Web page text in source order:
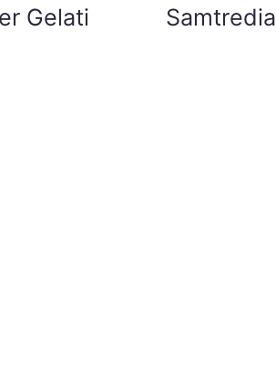
Gelati Samtredia